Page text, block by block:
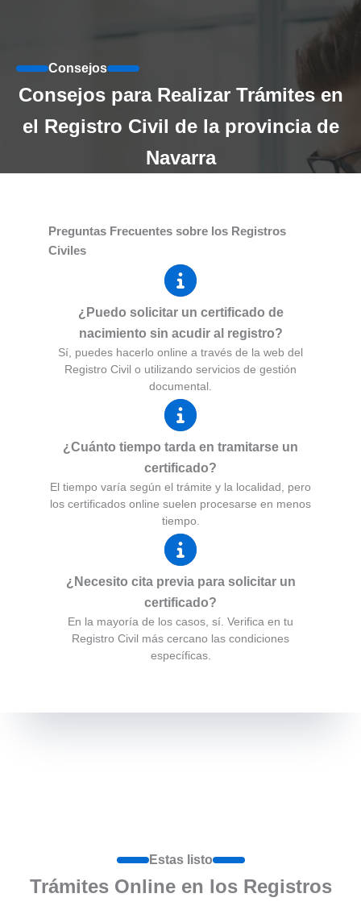
Consejos
Consejos para Realizar Trámites en
el Registro Civil de la provincia de
Navarra
Preguntas Frecuentes sobre los Registros
Civiles
¿Puedo solicitar un certificado de
nacimiento sin acudir al registro?
Sí, puedes hacerlo online a través de la web del
Registro Civil o utilizando servicios de gestión
documental.
¿Cuánto tiempo tarda en tramitarse un
certificado?
El tiempo varía según el trámite y la localidad, pero
los certificados online suelen procesarse en menos
tiempo.
¿Necesito cita previa para solicitar un
certificado?
En la mayoría de los casos, sí. Verifica en tu
Registro Civil más cercano las condiciones
específicas.
Estas listo
Trámites Online en los Registros